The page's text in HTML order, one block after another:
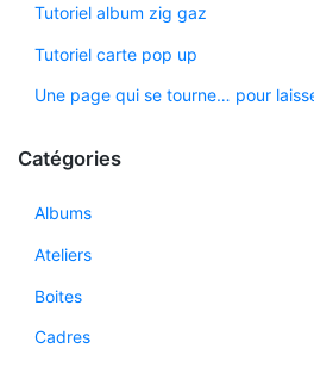
Tutoriel album zig gaz
Tutoriel carte pop up
Une page qui se tourne… pour
Catégories
Albums
Ateliers
Boites
Cadres